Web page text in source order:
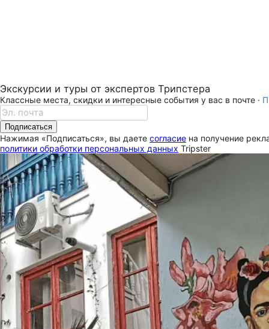
Экскурсии и туры от экспертов Трипстера
Классные места, скидки и интересные события у вас в почте ·
Подписаться
Нажимая «Подписаться», вы даете согласие на получение
политики обработки персональных данных Tripster